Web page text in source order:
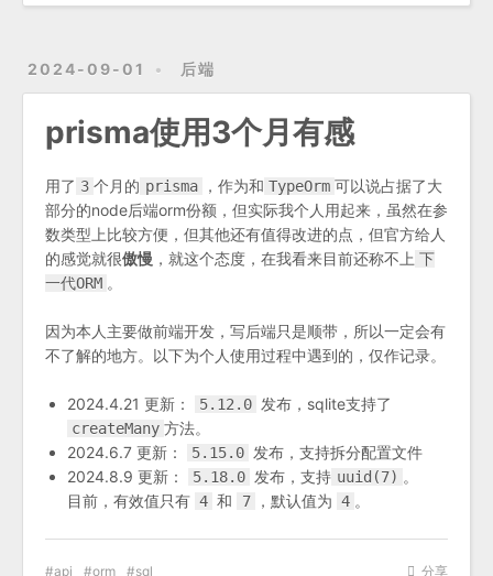
2024-09-01 后端
prisma使用3个月有感
用了 3 个月的 prisma ，作为和 TypeOrm 可以说占据了大
部分的node后端orm份额，但实际我个人用起来，虽然在参
数类型上比较方便，但其他还有值得改进的点，但官方给人
的感觉就很傲慢 ，就这个态度，在我看来目前还称不上 下
一代ORM 。
因为本人主要做前端开发，写后端只是顺带，所以一定会有
不了解的地方。以下为个人使用过程中遇到的，仅作记录。
2024.4.21 更新： 5.12.0 发布，sqlite支持了
createMany 方法。
2024.6.7 更新：
5.15.0 发布，支持拆分配置文件
2024.8.9 更新：
5.18.0 发布，支持 uuid(7) 。
目前，有效值只有 4 和 7 ，默认值为 4 。
分享
api orm sql